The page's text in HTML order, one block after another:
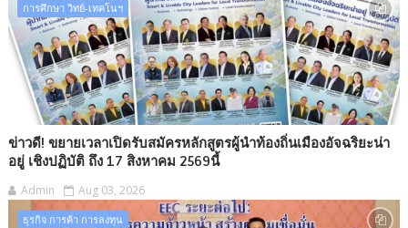
การศึกษา วิทย์-เทคโนฯ
ข่าวดี! ขยายเวลาเปิดรับสมัครหลักสูตรผู้นำท้องถิ่นเมืองอัจฉริยะน่า
อยู่ เชิงปฏิบัติ ถึง 17 สิงหาคม 2569นี้
Admin Aug 03, 2026
ธุรกิจ การค้า การลงทุน​